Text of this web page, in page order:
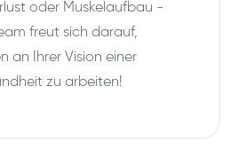
oder Muskelaufbau -
freut sich darauf,
an Ihrer Vision einer
zu arbeiten!